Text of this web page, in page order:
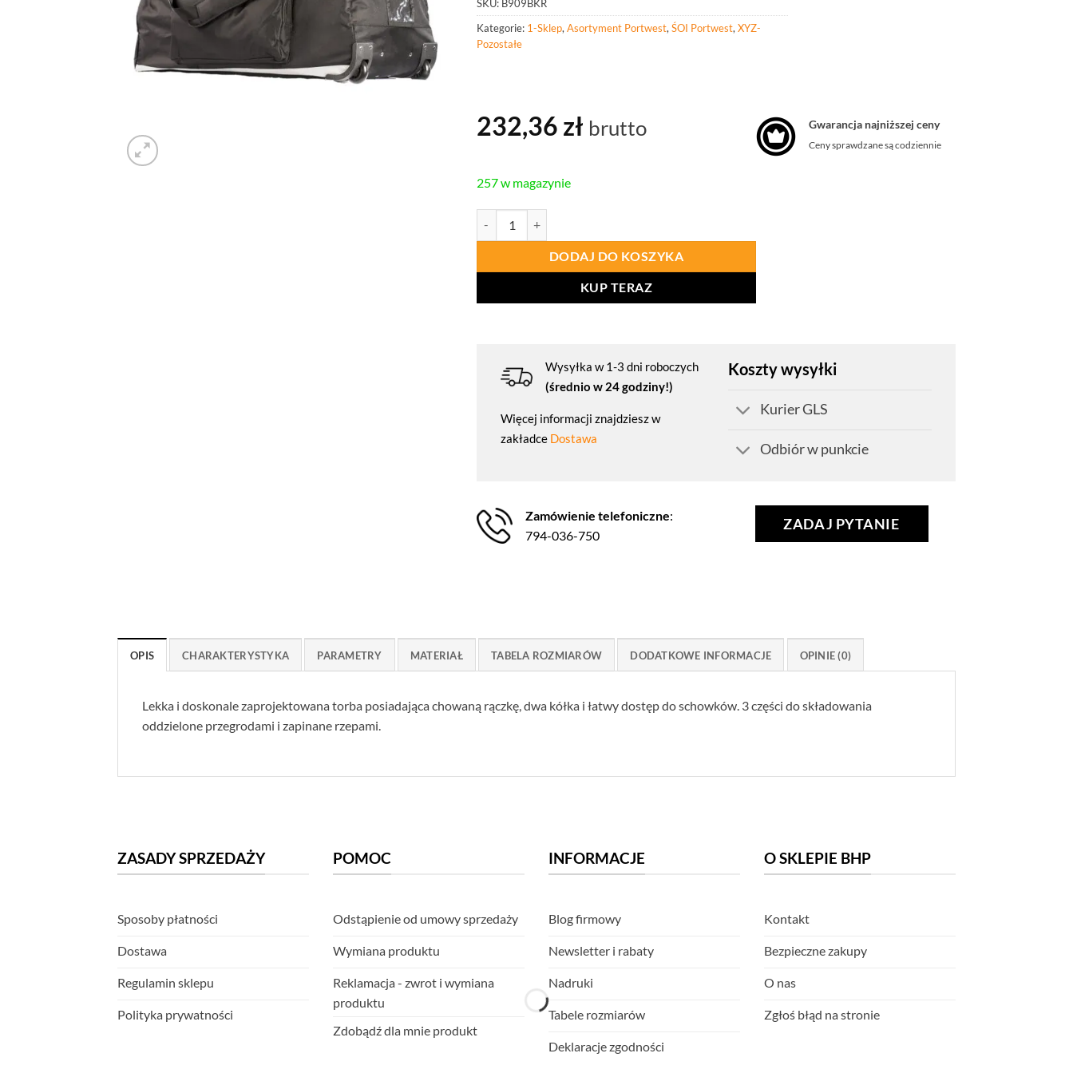
SKU: B909BKR
Kategorie: 1-Sklep, Asortyment Portwest, ŚOI Portwest, XYZ-
Pozostałe
232,36 zł brutto
257 w magazynie
DODAJ DO KOSZYKA
KUP TERAZ
Gwarancja najniższej ceny
Ceny sprawdzane są codziennie
Wysyłka w 1-3 dni roboczych
(średnio w 24 godziny!)
Więcej informacji znajdziesz w
zakładce Dostawa
Koszty wysyłki
Kurier GLS
Odbiór w punkcie
Zamówienie telefoniczne:
794-036-750
ZADAJ PYTANIE
OPIS CHARAKTERYSTYKA PARAMETRY MATERIAŁ TABELA ROZMIARÓW DODATKOWE INFORMACJE OPINIE (0)
Lekka i doskonale zaprojektowana torba posiadająca chowaną rączkę, dwa kółka i łatwy dostęp do schowków. 3 części do składowania
oddzielone przegrodami i zapinane rzepami.
ZASADY SPRZEDAŻY
Sposoby płatności
Dostawa
Regulamin sklepu
Polityka prywatności
POMOC
Odstąpienie od umowy sprzedaży
Wymiana produktu
Reklamacja - zwrot i wymiana
produktu
Zdobądź dla mnie produkt
INFORMACJE
Blog firmowy
Newsletter i rabaty
Nadruki
Tabele rozmiarów
Deklaracje zgodności
O SKLEPIE BHP
Kontakt
Bezpieczne zakupy
O nas
Zgłoś błąd na stronie